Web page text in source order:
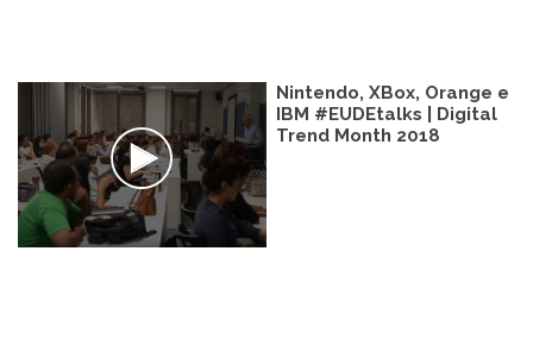
Nintendo, XBox, Orange e
IBM #EUDEtalks | Digital
Trend Month 2018